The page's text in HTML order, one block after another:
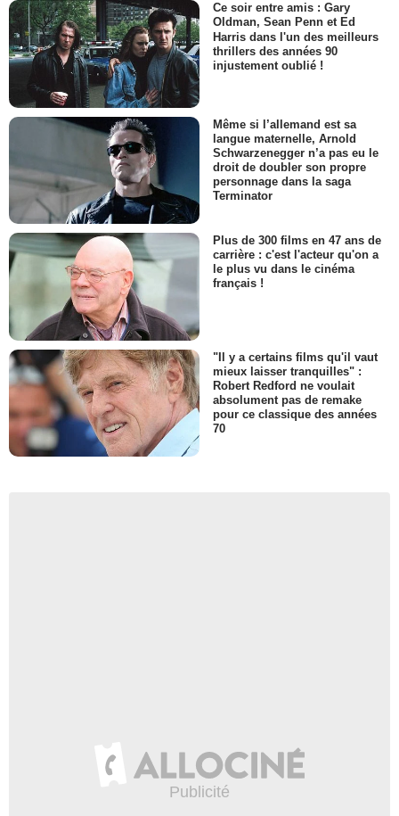
Ce soir entre amis : Gary
Oldman, Sean Penn et Ed
Harris dans l'un des meilleurs
thrillers des années 90
injustement oublié !
Même si l’allemand est sa
langue maternelle, Arnold
Schwarzenegger n’a pas eu le
droit de doubler son propre
personnage dans la saga
Terminator
Plus de 300 films en 47 ans de
carrière : c'est l'acteur qu'on a
le plus vu dans le cinéma
français !
"Il y a certains films qu'il vaut
mieux laisser tranquilles" :
Robert Redford ne voulait
absolument pas de remake
pour ce classique des années
70